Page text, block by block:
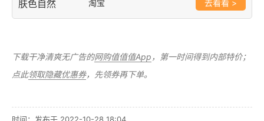
淘宝 >
下载干净清爽无广告的网购值值值App ，第一时间得到内部特价；
点此领取隐藏优惠券，先领券再下单。